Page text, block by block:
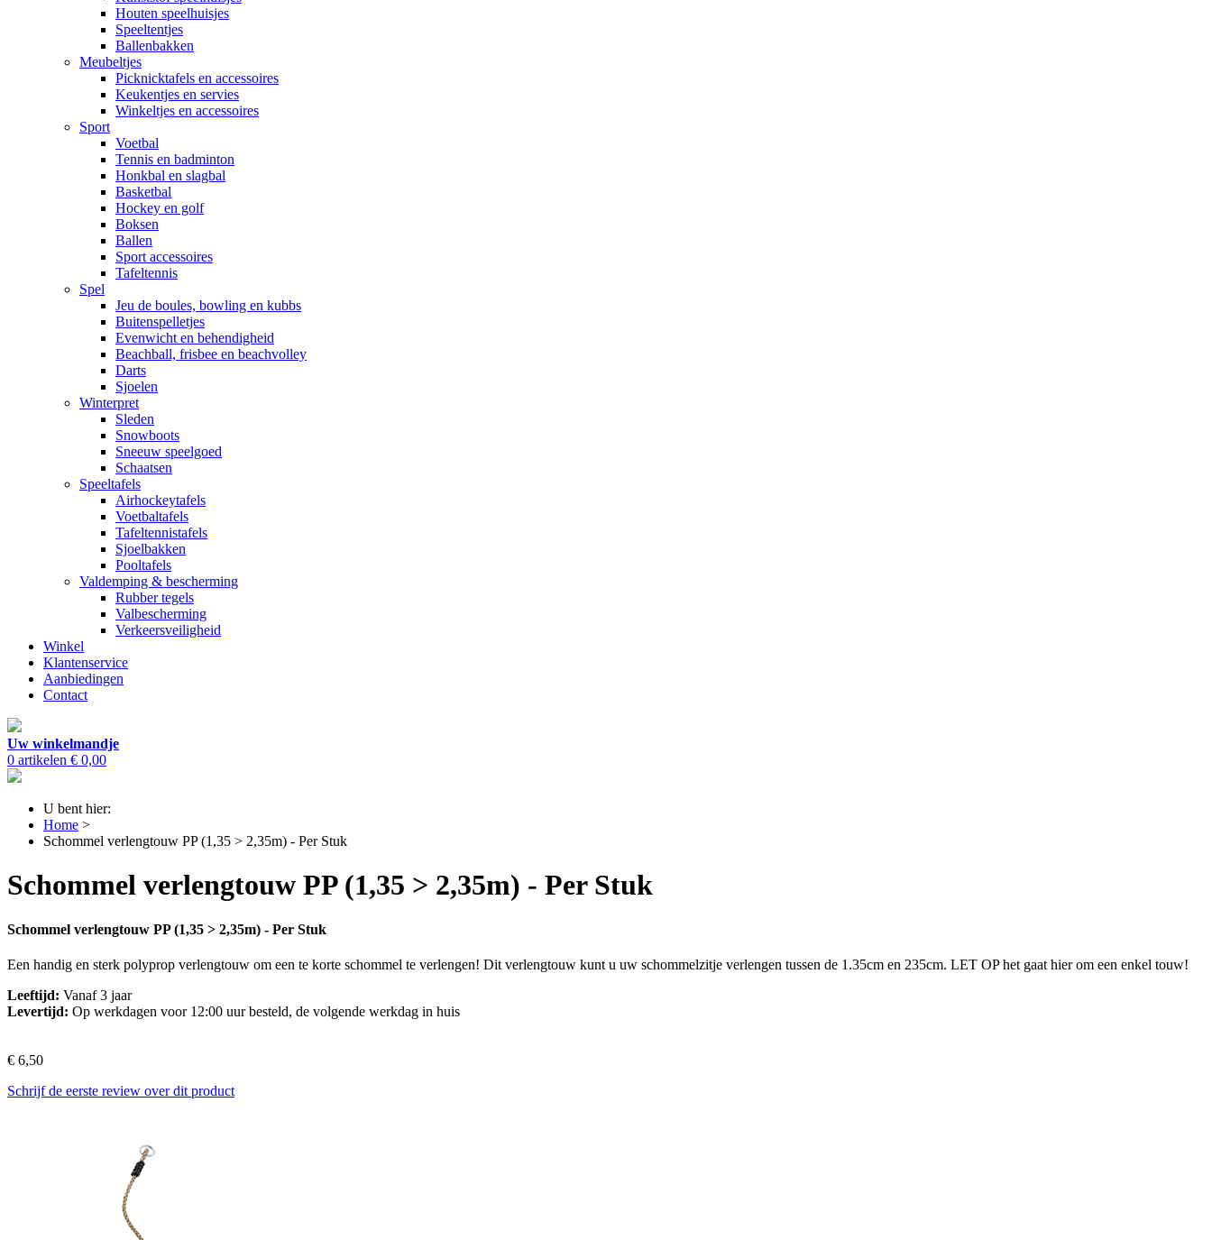
Houten speelhuisjes
Speeltentjes
Ballenbakken
Meubeltjes
Picknicktafels en accessoires
Keukentjes en servies
Winkeltjes en accessoires
Sport
Voetbal
Tennis en badminton
Honkbal en slagbal
Basketbal
Hockey en golf
Boksen
Ballen
Sport accessoires
Tafeltennis
Spel
Jeu de boules, bowling en kubbs
Buitenspelletjes
Evenwicht en behendigheid
Beachball, frisbee en beachvolley
Darts
Sjoelen
Winterpret
Sleden
Snowboots
Sneeuw speelgoed
Schaatsen
Speeltafels
Airhockeytafels
Voetbaltafels
Tafeltennistafels
Sjoelbakken
Pooltafels
Valdemping & bescherming
Rubber tegels
Valbescherming
Verkeersveiligheid
Winkel
Klantenservice
Aanbiedingen
Contact
Uw winkelmandje
0 artikelen € 0,00
U bent hier:
Home >
Schommel verlengtouw PP (1,35 > 2,35m) - Per Stuk
Schommel verlengtouw PP (1,35 > 2,35m) - Per Stuk
Schommel verlengtouw PP (1,35 > 2,35m) - Per Stuk
Een handig en sterk polyprop verlengtouw om een te korte schommel te verlengen! Dit verlengtouw kunt u uw schommelzitje verlengen tussen de 1.35cm en 235cm. LET OP het gaat hier om een enkel touw!
Leeftijd: Vanaf 3 jaar
Levertijd: Op werkdagen voor 12:00 uur besteld, de volgende werkdag in huis
€ 6,50
Schrijf de eerste review over dit product